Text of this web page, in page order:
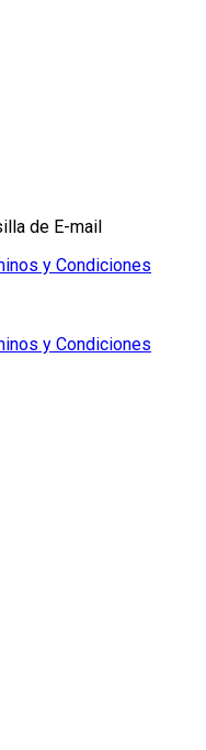
de E-mail
y Condiciones
y Condiciones